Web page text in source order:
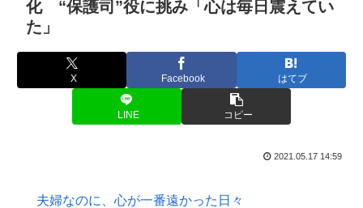
化 “保護司”役に挑み「心は毎日震えてい
た」
X Facebook はてブ
LINE コピー
2021.05.17 14:59
夫婦なのに、心が一番遠かった日々